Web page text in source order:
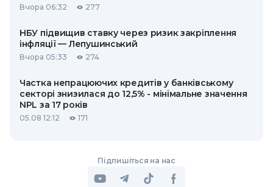
Вчора 06:32 277
НБУ підвищив ставку через ризик закріплення
інфляції — Лепушинський
Вчора 05:33 274
Частка непрацюючих кредитів у банківському
секторі знизилася до 12,5% - мінімальне значення
NPL за 17 років
05.08 12:12 171
Підпишіться на нас